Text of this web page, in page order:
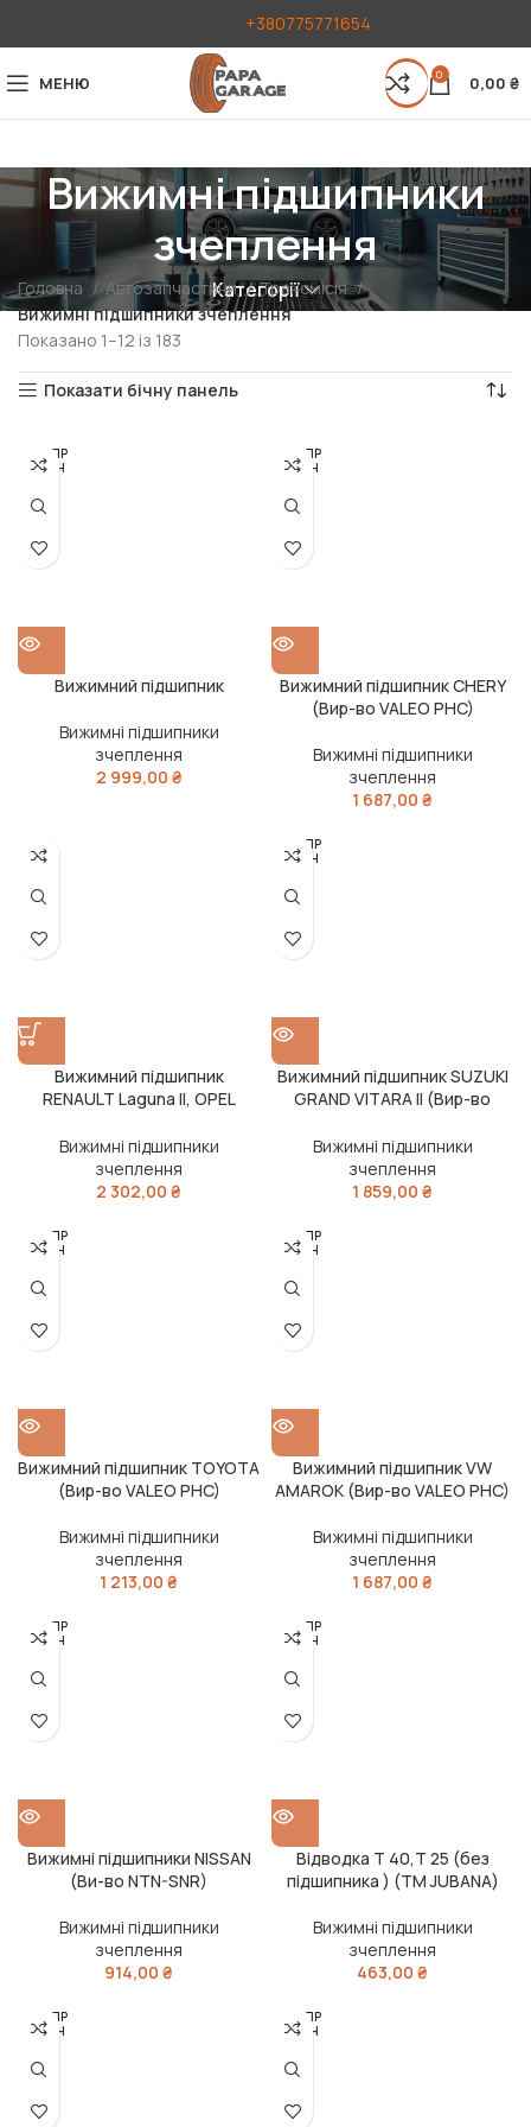
+380775771654
МЕНЮ 0 0,00 ₴
Вижимні підшипники
зчеплення
Категорії
Головна Автозапчастини
Трансмісія
Вижимні підшипники зчеплення
Показано 1–12 із 183
Показати бічну панель
РОЗПР
ОДАН
Вижимний підшипник
Вижимні підшипники
зчеплення
2 999,00 ₴
РОЗПР
ОДАН
Вижимний підшипник CHERY
(Вир-во VALEO PHC)
Вижимні підшипники
зчеплення
1 687,00 ₴
Вижимний підшипник
RENAULT Laguna II, OPEL
VALEO PHC)
Вижимні підшипники
зчеплення
2 302,00 ₴
РОЗПР
ОДАН
Вижимний підшипник SUZUKI
GRAND VITARA II (Вир-во
Вижимні підшипники
зчеплення
1 859,00 ₴
РОЗПР
ОДАН
Вижимний підшипник TOYOTA
(Вир-во VALEO PHC)
Вижимні підшипники
зчеплення
1 213,00 ₴
РОЗПР
ОДАН
Вижимний підшипник VW
AMAROK (Вир-во VALEO PHC)
Вижимні підшипники
зчеплення
1 687,00 ₴
РОЗПР
ОДАН
Вижимні підшипники NISSAN
(Ви-во NTN-SNR)
Вижимні підшипники
зчеплення
914,00 ₴
РОЗПР
ОДАН
Відводка Т 40,Т 25 (без
підшипника ) (ТМ JUBANA)
Вижимні підшипники
зчеплення
463,00 ₴
РОЗПР
ОДАН
РОЗПР
ОДАН